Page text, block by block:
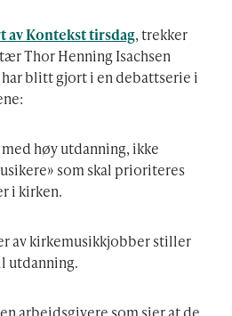
Kontekst tirsdag, trekker
Thor Henning Isachsen
blitt gjort i en debattserie i
høy utdanning, ikke
som skal prioriteres
i kirken.
av kirkemusikkjobber stiller
utdanning.